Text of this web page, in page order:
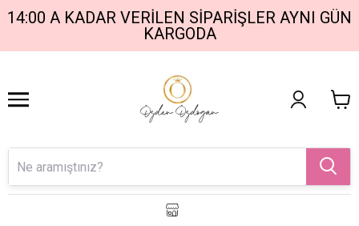
14:00 A KADAR VERILEN SIPARIŞLER AYNI GÜN
KARGODA
1 2